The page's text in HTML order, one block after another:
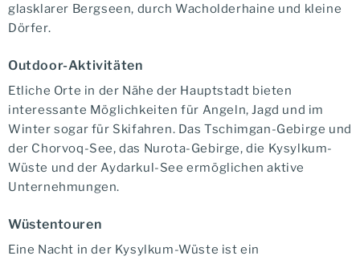
glasklarer Bergseen, durch Wacholderhaine und kleine
Dörfer.
Outdoor-Aktivitäten
Etliche Orte in der Nähe der Hauptstadt bieten
interessante Möglichkeiten für Angeln, Jagd und im
Winter sogar für Skifahren. Das Tschimgan-Gebirge und
der Chorvoq-See, das Nurota-Gebirge, die Kysylkum-
Wüste und der Aydarkul-See ermöglichen aktive
Unternehmungen.
Wüstentouren
Eine Nacht in der Kysylkum-Wüste ist ein